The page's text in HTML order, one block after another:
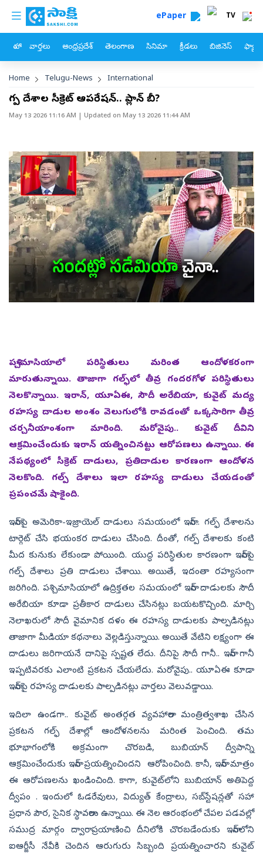
Skip to main content
custom menu ePaper TV
హోం వార్తలు ఆంధ్రప్రదేశ్ తెలంగాణ సినిమా క్రీడలు బిజినెస్
Breadcrumb
Home Telugu-News International
గల్ప్‌ దేశాల సీక్రెట్‌ ఆపరేషన్‌.. ప్లాన్‌ బీ?
May 13 2026 11:16 AM | Updated on May 13 2026 11:44 AM
పశ్చిమాసియాలో పరిస్థితులు మరింత ఆందోళకరంగా
మారుతున్నాయి. తాజాగా గల్ఫ్‌లో తీవ్ర గందరగోళ పరిస్థితులు
నెలకొన్నాయి. ఇరాన్‌, యూఏఈ, సౌదీ అరేబియా, కువైట్‌ మద్య
రహస్య దాడుల అంశం వెలుగులోకి రావడంతో ఒక్కసారిగా తీవ్ర
చర్చనీయాంశంగా మారింది. మరోవైపు.. కువైట్‌ దీవిని
ఆక్రమించేందుకు ఇరాన్‌ యత్నించినట్టు ఆరోపణలు ఉన్నాయి. ఈ
నేపథ్యంలో సీక్రెట్‌ దాడులు, ప్రతిదాడుల కారణంగా ఆందోళన
నెలకొంది. గల్ప్‌ దేశాలు ఇలా రహస్య దాడులు చేయడంతో
ప్రపంచమే షాకైంది.
ఇరాన్‌పై అమెరికా-ఇజ్రాయెల్‌ దాడులు సమయంలో ఇరాన్‌.. గల్ఫ్‌ దేశాలను
టార్గెట్‌ చేసి భయంకర దాడులు చేసింది. దీంతో, గల్ప్‌ దేశాలకు కంటి
మీద కునుకు లేకుండా పోయింది. యుద్ధ పరిస్థితుల కారణంగా ఇరాన్‌పై
గల్ప్‌ దేశాలు ప్రతి దాడులు చేశాయి. అయితే, ఇదంతా రహ్యసంగా
జరిగింది. పశ్చిమాసియాలో ఉద్రిక్తతల సమయంలో ఇరాన్‌ దాడులకు సౌదీ
అరేబియా కూడా ప్రతీకార దాడులు చేసినట్లు బయటకొచ్చింది. మార్చి
నెలాఖరులో సౌదీ వైమానిక దళం ఈ రహస్య దాడులకు పాల్పడినట్లు
తాజాగా మీడియా కథనాలు వెల్లడిస్తున్నాయి. అయితే వేటిని లక్ష్యంగా ఈ
దాడులు జరిగాయనే దానిపై స్పష్టత లేదు. దీనిపై సౌదీ గానీ.. ఇరాన్‌ గానీ
ఇప్పటివరకు ఎలాంటి ప్రకటన చేయలేదు. మరోవైపు.. యూఏఈ కూడా
ఇరాన్‌పై రహస్య దాడులకు పాల్పడినట్లు వార్తలు వెలువడ్డాయి.
ఇదిలా ఉండగా.. కువైట్‌ అంతర్గత వ్యవహారాల మంత్రిత్వశాఖ చేసిన
ప్రకటన గల్ఫ్‌ దేశాల్లో ఆందోళనలను మరింత పెంచింది. తమ
భూభాగంలోకి అక్రమంగా చొరబడి, బుబియాన్‌ ద్వీపాన్ని
ఆక్రమించేందుకు ఇరాన్‌ ప్రయత్నించిందని ఆరోపించింది. కానీ, ఇరాన్‌ మాత్రం
ఈ ఆరోపణలను ఖండించింది. కాగా, కువైట్‌లోని బుబియాన్‌ అతిపెద్ద
ద్వీపం . ఇందులో ఓడరేవులు, విద్యుత్‌ కేంద్రాలు, సబ్‌స్టేషన్లతో సహా
ప్రధాన పౌర, సైనిక స్థావరాలు ఉన్నాయి. ఈ నెల ఆరంభంలో చేపల పడవల్లో
సముద్ర మార్గం ద్వారా ప్రయాణించి దీనిలోకి చొరబడేందుకు ఇరాన్‌లోని
ఐఆర్జీసీ నేవీకి చెందిన ఆరుగురు సిబ్బంది ప్రయత్నించారని కువైట్‌